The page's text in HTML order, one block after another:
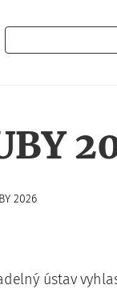
Hľadať
2026
ústav